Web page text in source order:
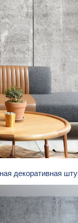
декоративная